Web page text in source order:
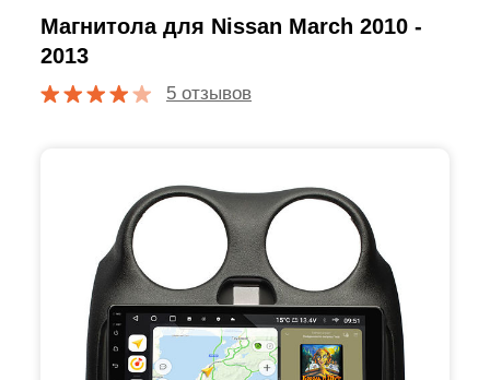
Магнитола для Nissan March 2010 -
2013
5 отзывов